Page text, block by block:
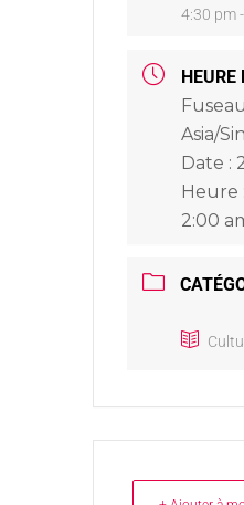
4:30 pm
HEURE
Asia/
Date :
Heure :
2:00